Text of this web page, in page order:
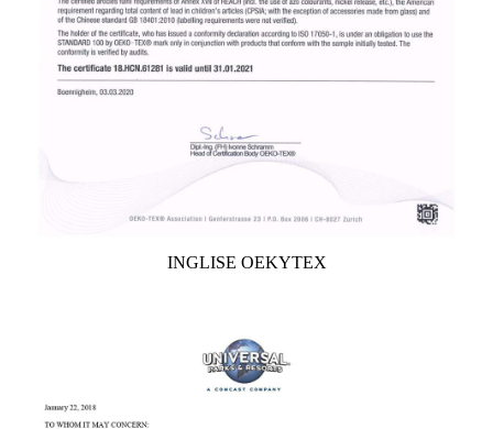
INGLISE OEKYTEX